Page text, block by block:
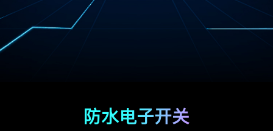
防水电子开关